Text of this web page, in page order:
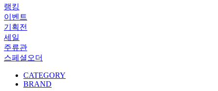
랭킹
이벤트
기획전
세일
주류관
스페셜오더
CATEGORY
BRAND